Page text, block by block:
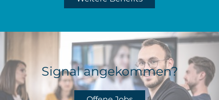
Signal angekommen?